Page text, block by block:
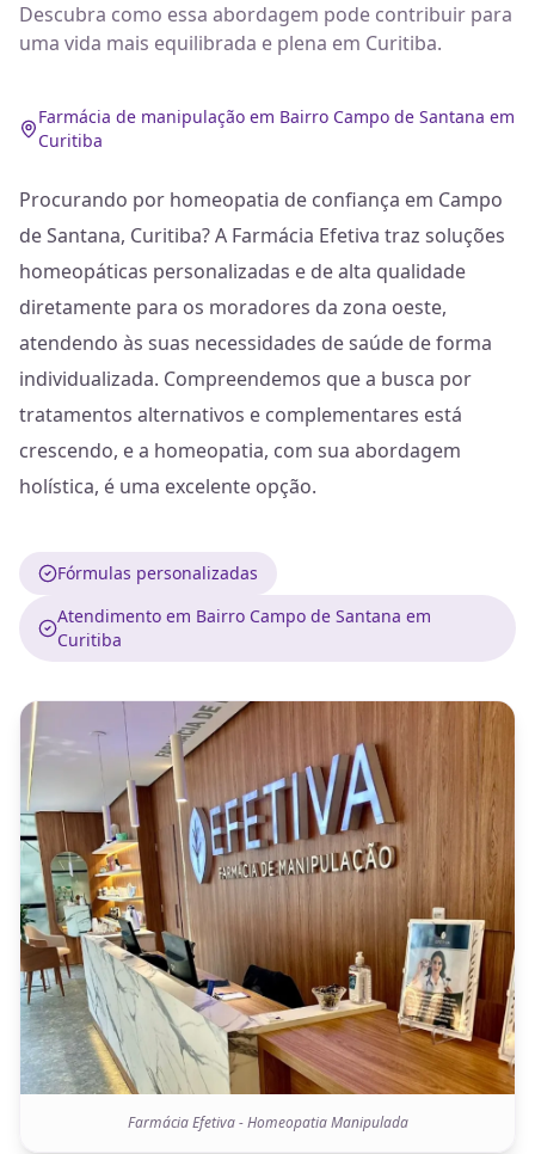
Descubra como essa abordagem pode contribuir para
uma vida mais equilibrada e plena em Curitiba.
Farmácia de manipulação em Bairro Campo de Santana em
Curitiba
Procurando por homeopatia de confiança em Campo
de Santana, Curitiba? A Farmácia Efetiva traz soluções
homeopáticas personalizadas e de alta qualidade
diretamente para os moradores da zona oeste,
atendendo às suas necessidades de saúde de forma
individualizada. Compreendemos que a busca por
tratamentos alternativos e complementares está
crescendo, e a homeopatia, com sua abordagem
holística, é uma excelente opção.
Fórmulas personalizadas
Atendimento em Bairro Campo de Santana em
Curitiba
Farmácia Efetiva - Homeopatia Manipulada